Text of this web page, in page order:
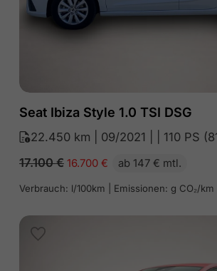
Seat Ibiza Style 1.0 TSI DSG
22.450 km | 09/2021 | | 110 PS
17.100€16.700 € ab 147 € mtl.
Verbrauch: l/100km | Emissionen: g CO₂/km